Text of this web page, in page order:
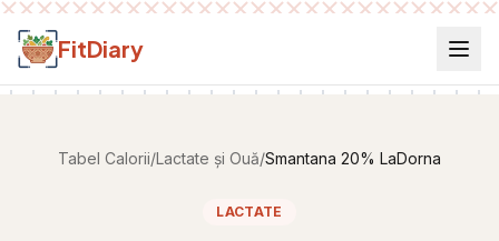
Salt la conținut
FitDiary
Tabel Calorii/Lactate și Ouă/Smantana 20% LaDorna
LACTATE